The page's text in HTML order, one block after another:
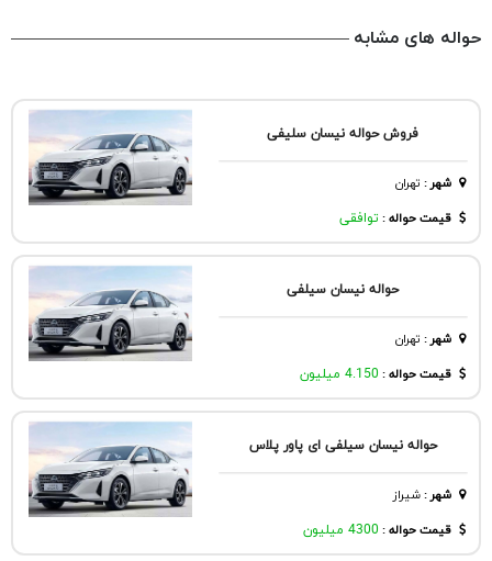
حواله های مشابه
فروش حواله نیسان سلیفی
شهر: تهران
قیمت حواله : توافقی
حواله نیسان سیلفی
شهر: تهران
قیمت حواله : 4.150 میلیون
حواله نیسان سیلفی ای پاور پلاس
شهر:شيراز
قیمت حواله : 4300 میلیون